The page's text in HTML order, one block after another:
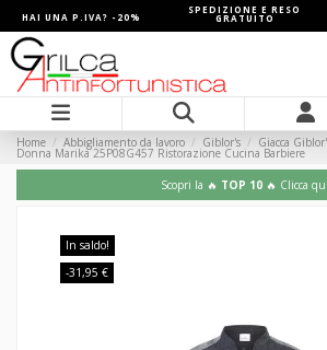
HAI UNA P.IVA? -20%
SPEDIZIONE E RESO
GRATUITO
Home Abbigliamento da lavoro Giblor's Giacca
Donna Marika 25P08G457 Ristorazione Cucina Barbiere
Scopri la 🔥 TOP 10 🔥 Clicca qui
In saldo!
-31,95 €